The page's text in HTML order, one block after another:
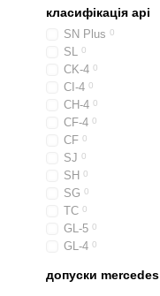
класифікація api
SN Plus 0
SL 0
CK-4 0
CI-4 0
CH-4 0
CF-4 0
CF 0
SJ 0
SH 0
SG 0
TC 0
GL-5 0
GL-4 0
допуски mercedes